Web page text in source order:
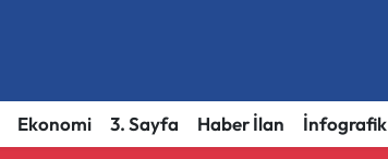
Ekonomi 3. Sayfa Haber İlan İnfografik